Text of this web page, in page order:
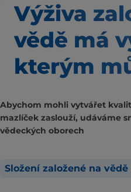
Výživa
vědě má
kterým
Abychom mohli vytvářet
mazlíček zaslouží, udáváme
vědeckých oborech
Složení založené na vědě